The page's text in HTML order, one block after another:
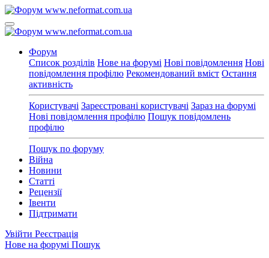
Форум
Список розділів Нове на форумі Нові повідомлення Нові
повідомлення профілю Рекомендований вміст Остання
активність
Користувачі Зареєстровані користувачі Зараз на форумі
Нові повідомлення профілю Пошук повідомлень
профілю
Пошук по форуму
Війна
Новини
Статті
Рецензії
Івенти
Підтримати
Увійти Реєстрація
Нове на форумі Пошук